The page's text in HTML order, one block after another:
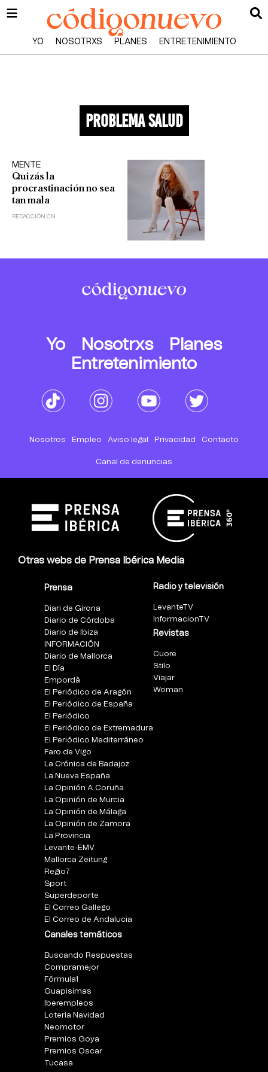
YO NOSOTRXS PLANES ENTRETENIMIENTO
problema salud
MENTE
Quizás la
procrastinación no sea
tan mala
REDACCIÓN CN
Yo Nosotrxs
Planes
Entretenimiento
Nosotros Empleo Aviso legal Privacidad Contacto
Canal de denuncias
Otras webs de Prensa Ibérica Media
Prensa
Diari de Girona
Diario de Córdoba
Diario de Ibiza
INFORMACIÓN
Diario de Mallorca
El Día
Empordà
El Periódico de Aragón
El Periódico de España
El Periódico
El Periódico de Extremadura
El Periódico Mediterráneo
Faro de Vigo
La Crónica de Badajoz
La Nueva España
La Opinión A Coruña
La Opinión de Murcia
La Opinión de Málaga
La Opinión de Zamora
La Provincia
Levante-EMV
Mallorca Zeitung
Regio7
Sport
Superdeporte
El Correo Gallego
El Correo de Andalucia
Canales temáticos
Buscando Respuestas
Compramejor
Fórmula1
Guapisimas
Iberempleos
Loteria Navidad
Neomotor
Premios Goya
Premios Oscar
Tucasa
Radio y televisión
LevanteTV
InformacionTV
Revistas
Cuore
Stilo
Viajar
Woman